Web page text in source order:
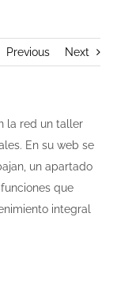
Previous Next
la red un taller
En su web se
un apartado
que
integral